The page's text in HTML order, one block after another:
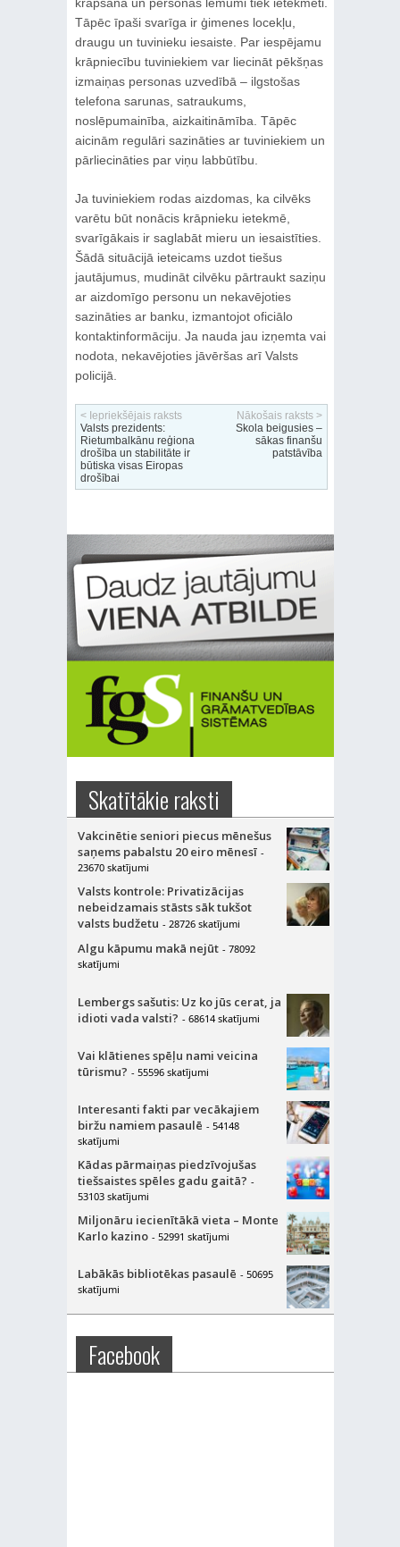
Tāpēc īpaši svarīga ir ģimenes locekļu,
draugu un tuvinieku iesaiste. Par iespējamu
krāpniecību tuviniekiem var liecināt pēkšņas
izmaiņas personas uzvedībā – ilgstošas
telefona sarunas, satraukums,
noslēpumainība, aizkaitināmība. Tāpēc
aicinām regulāri sazināties ar tuviniekiem un
pārliecināties par viņu labbūtību.
Ja tuviniekiem rodas aizdomas, ka cilvēks
varētu būt nonācis krāpnieku ietekmē,
svarīgākais ir saglabāt mieru un iesaistīties.
Šādā situācijā ieteicams uzdot tiešus
jautājumus, mudināt cilvēku pārtraukt saziņu
ar aizdomīgo personu un nekavējoties
sazināties ar banku, izmantojot oficiālo
kontaktinformāciju. Ja nauda jau izņemta vai
nodota, nekavējoties jāvēršas arī Valsts
policijā.
< Iepriekšējais raksts
Valsts prezidents:
Rietumbalkānu reģiona
drošība un stabilitāte ir
būtiska visas Eiropas
drošībai
Nākošais raksts >
Skola beigusies –
sākas finanšu
patstāvība
Skatītākie raksti
Vakcinētie seniori piecus mēnešus
saņems pabalstu 20 eiro mēnesī -
23670 skatījumi
Valsts kontrole: Privatizācijas
nebeidzamais stāsts sāk tukšot
valsts budžetu - 28726 skatījumi
Algu kāpumu makā nejūt - 78092
skatījumi
Lembergs sašutis: Uz ko jūs cerat, ja
idioti vada valsti? - 68614 skatījumi
Vai klātienes spēļu nami veicina
tūrismu? - 55596 skatījumi
Interesanti fakti par vecākajiem
biržu namiem pasaulē - 54148
skatījumi
Kādas pārmaiņas piedzīvojušas
tiešsaistes spēles gadu gaitā? -
53103 skatījumi
Miljonāru iecienītākā vieta – Monte
Karlo kazino - 52991 skatījumi
Labākās bibliotēkas pasaulē - 50695
skatījumi
Facebook